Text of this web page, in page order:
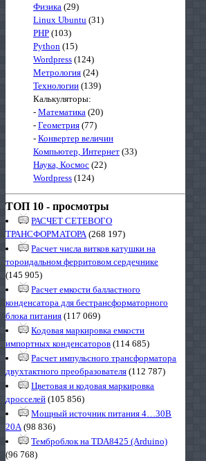
Физика (29)
Linux Ubuntu (31)
PHP (103)
Python (15)
Wordpress (124)
Метрология (24)
Технологии (139)
Калькуляторы:
- Математика (20)
- Геометрия (77)
- Конвертер величин
Компьютер, Интернет (33)
Наука, Космос (22)
Wordpress (124)
ТОП 10 - просмотры
РАСЧЕТ СЕТЕВОГО
ТРАНСФОРМАТОРА(268 197)
Расчет числа витков катушки на
тороидальном ферритовом сердечнике
(145 905)
Расчет емкости балластного
конденсатора для бестрансформаторного
блока питания (117 069)
Кодовая маркировка емкости
импортных конденсаторов (114 685)
Расчет импульсного трансформатора
двухтактного преобразователя (112 787)
Цветовая и кодовая маркировка
дросселей (105 856)
Мощный источник питания 4…30В
20А(98 836)
Темброблок на TDA8425 (Arduino)
(96 768)